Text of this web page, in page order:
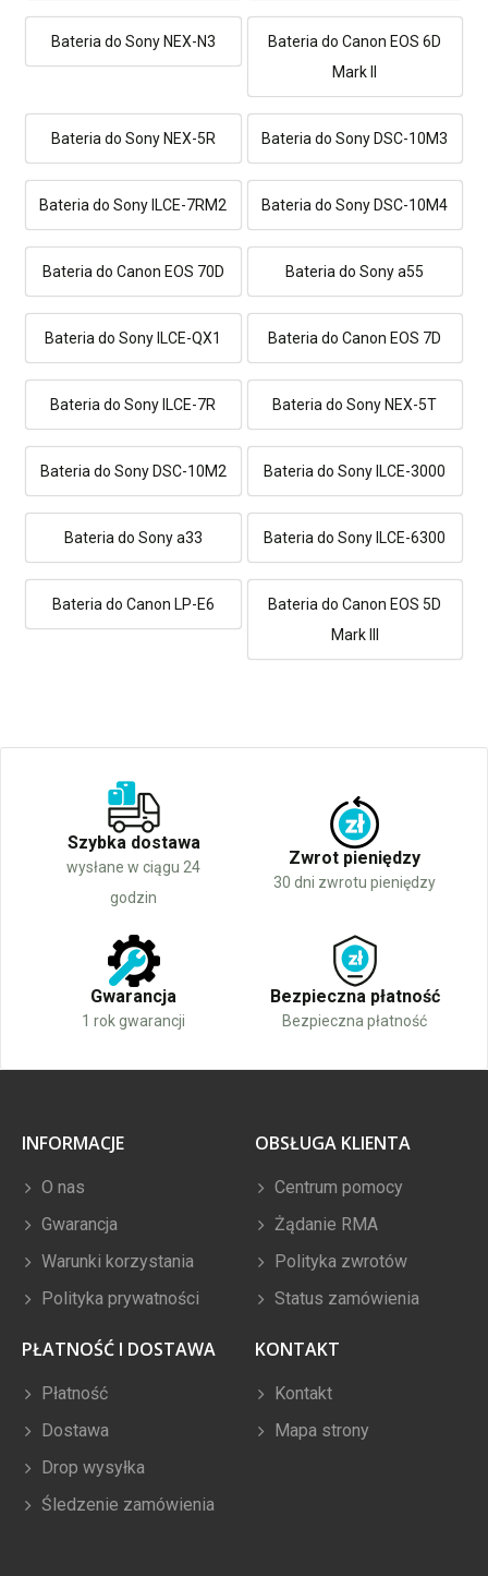
Bateria do Sony NEX-N3
Bateria do Canon EOS 6D
Mark II
Bateria do Sony NEX-5R Bateria do Sony DSC-10M3
Bateria do Sony ILCE-7RM2 Bateria do Sony DSC-10M4
Bateria do Canon EOS 70D Bateria do Sony a55
Bateria do Sony ILCE-QX1 Bateria do Canon EOS 7D
Bateria do Sony ILCE-7R Bateria do Sony NEX-5T
Bateria do Sony DSC-10M2 Bateria do Sony ILCE-3000
Bateria do Sony a33 Bateria do Sony ILCE-6300
Bateria do Canon LP-E6
Bateria do Canon EOS 5D
Mark III
Szybka dostawa
wysłane w ciągu 24
godzin
Zwrot pieniędzy
30 dni zwrotu pieniędzy
Gwarancja
1 rok gwarancji
Bezpieczna płatność
Bezpieczna płatność
INFORMACJE
O nas
Gwarancja
Warunki korzystania
Polityka prywatności
OBSŁUGA KLIENTA
Centrum pomocy
Żądanie RMA
Polityka zwrotów
Status zamówienia
PŁATNOŚĆ I DOSTAWA
Płatność
Dostawa
Drop wysyłka
Śledzenie zamówienia
KONTAKT
Kontakt
Mapa strony